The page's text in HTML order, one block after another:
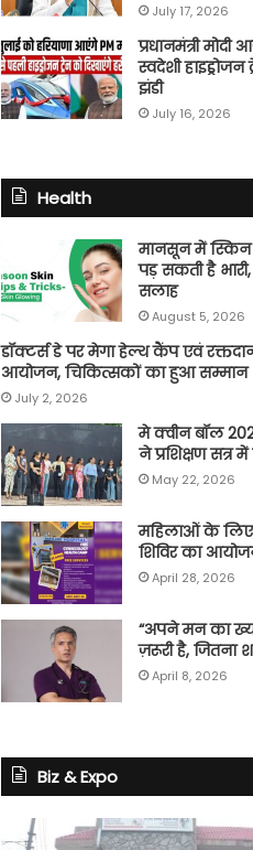
July 17, 2026
प्रधानमंत्री
स्वदेशी हाइड्रोजन
झंडी
July 16, 2026
Health
मानसून में
पड़ सकती है
सलाह
August 5, 2026
डॉक्टर्स डे पर मेगा हेल्थ कैंप एवं
आयोजन, चिकित्सकों का हुआ सम्मान
July 2, 2026
मे क्वीन बॉल
ने प्रशिक्षण सत्र
May 22, 2026
महिलाओं के लिए
शिविर का
April 28, 2026
“अपने मन का
ज़रूरी है, जितना
April 8, 2026
Biz & Expo